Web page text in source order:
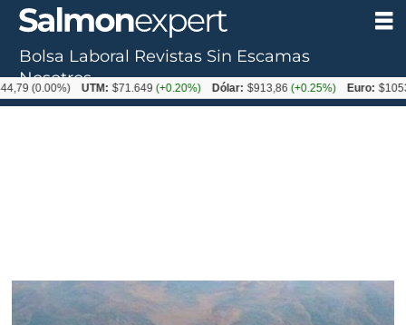
Bolsa Laboral Revistas Sin Escamas
Nosotros
UTM: $71.649(+0.20%) Dólar: $913,86(+0.25%) Euro: $1053,08(-